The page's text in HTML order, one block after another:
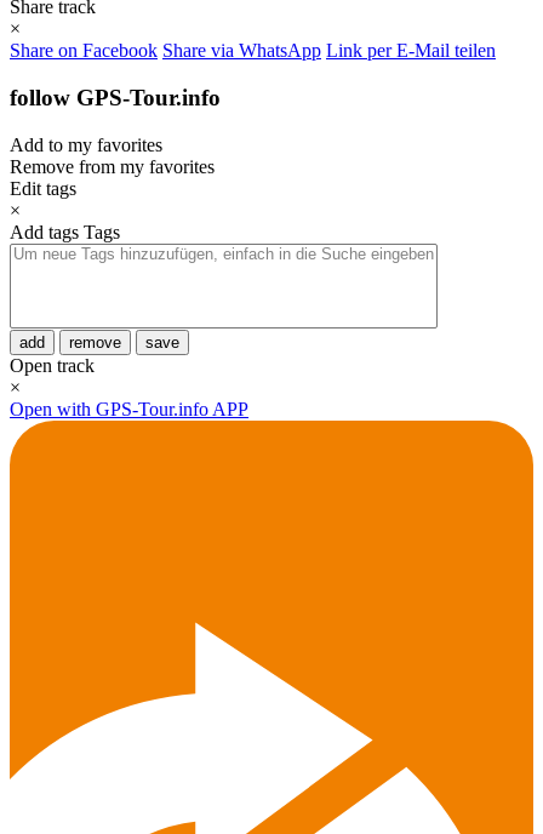
Share track
×
Share on Facebook Share via WhatsApp Link per E-Mail teilen
follow GPS-Tour.info
Add to my favorites
Remove from my favorites
Edit tags
×
Add tags Tags
add remove save
Open track
×
Open with GPS-Tour.info APP